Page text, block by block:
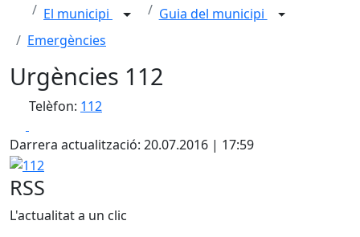
El municipi
Guia del municipi
Emergències
Urgències 112
Telèfon: 112
Darrera actualització: 20.07.2016 | 17:59
112
RSS
L'actualitat a un clic